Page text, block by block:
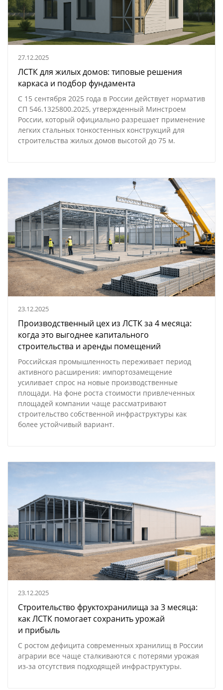
27.12.2025
ЛСТК для жилых домов: типовые решения
каркаса и подбор фундамента
С 15 сентября 2025 года в России действует норматив
СП 546.1325800.2025, утвержденный Минстроем
России, который официально разрешает применение
легких стальных тонкостенных конструкций для
строительства жилых домов высотой до 75 м.
23.12.2025
Производственный цех из ЛСТК за 4 месяца:
когда это выгоднее капитального
строительства и аренды помещений
Российская промышленность переживает период
активного расширения: импортозамещение
усиливает спрос на новые производственные
площади. На фоне роста стоимости привлеченных
площадей компании чаще рассматривают
строительство собственной инфраструктуры как
более устойчивый вариант.
23.12.2025
Строительство фруктохранилища за 3 месяца:
как ЛСТК помогает сохранить урожай
и прибыль
С ростом дефицита современных хранилищ в России
аграрии все чаще сталкиваются с потерями урожая
из-за отсутствия подходящей инфраструктуры.